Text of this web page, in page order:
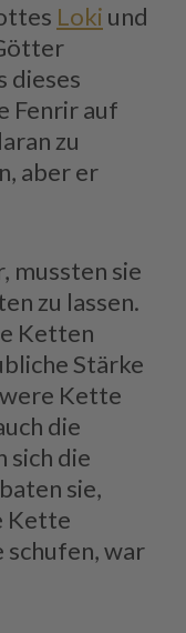
Loki und
dieses
Fenrir auf
zu
aber er
mussten sie
zu lassen.
Ketten
Stärke
Kette
die
sich die
sie,
Kette
schufen, war